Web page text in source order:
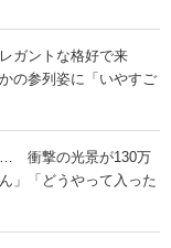
ガントな格好で来
の参列姿に「いやすご
衝撃の光景が130万
」「どうやって入った